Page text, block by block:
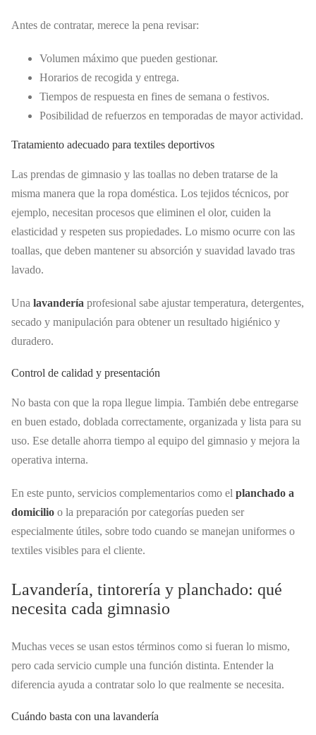
Antes de contratar, merece la pena revisar:
Volumen máximo que pueden gestionar.
Horarios de recogida y entrega.
Tiempos de respuesta en fines de semana o festivos.
Posibilidad de refuerzos en temporadas de mayor actividad.
Tratamiento adecuado para textiles deportivos
Las prendas de gimnasio y las toallas no deben tratarse de la
misma manera que la ropa doméstica. Los tejidos técnicos, por
ejemplo, necesitan procesos que eliminen el olor, cuiden la
elasticidad y respeten sus propiedades. Lo mismo ocurre con las
toallas, que deben mantener su absorción y suavidad lavado tras
lavado.
Una lavandería profesional sabe ajustar temperatura, detergentes,
secado y manipulación para obtener un resultado higiénico y
duradero.
Control de calidad y presentación
No basta con que la ropa llegue limpia. También debe entregarse
en buen estado, doblada correctamente, organizada y lista para su
uso. Ese detalle ahorra tiempo al equipo del gimnasio y mejora la
operativa interna.
En este punto, servicios complementarios como el planchado a
domicilio o la preparación por categorías pueden ser
especialmente útiles, sobre todo cuando se manejan uniformes o
textiles visibles para el cliente.
Lavandería, tintorería y planchado: qué
necesita cada gimnasio
Muchas veces se usan estos términos como si fueran lo mismo,
pero cada servicio cumple una función distinta. Entender la
diferencia ayuda a contratar solo lo que realmente se necesita.
Cuándo basta con una lavandería